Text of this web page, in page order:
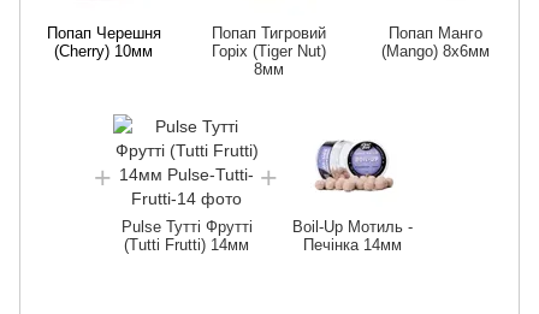
Попап Черешня
(Cherry) 10мм
Попап Тигровий
Горіх (Tiger Nut)
8мм
Попап Манго
(Mango) 8x6мм
Pulse Тутті Фрутті
(Tutti Frutti) 14мм
Boil-Up Мотиль -
Печінка 14мм